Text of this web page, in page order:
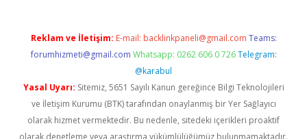
Reklam ve İletişim: E-mail: backlinkpaneli@gmail.com Teams:
forumhizmeti@gmail.com Whatsapp: 0262 606 0 726 Telegram:
@karabul
Yasal Uyarı: Sitemiz, 5651 Sayılı Kanun gereğince Bilgi Teknolojileri
ve İletişim Kurumu (BTK) tarafından onaylanmış bir Yer Sağlayıcı
olarak hizmet vermektedir. Bu nedenle, sitedeki içerikleri proaktif
olarak denetleme veya araştırma yükümlülüğümüz bulunmamaktadır.